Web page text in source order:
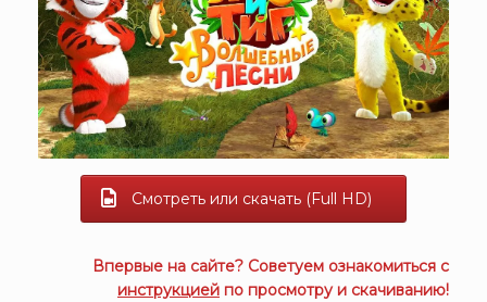
Смотреть или скачать (Full HD)
Впервые на сайте? Советуем ознакомиться с
инструкцией по просмотру и скачиванию!